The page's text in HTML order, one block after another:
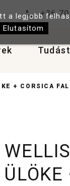
+36
+ CORSICA
a legjobb
Elutasítom